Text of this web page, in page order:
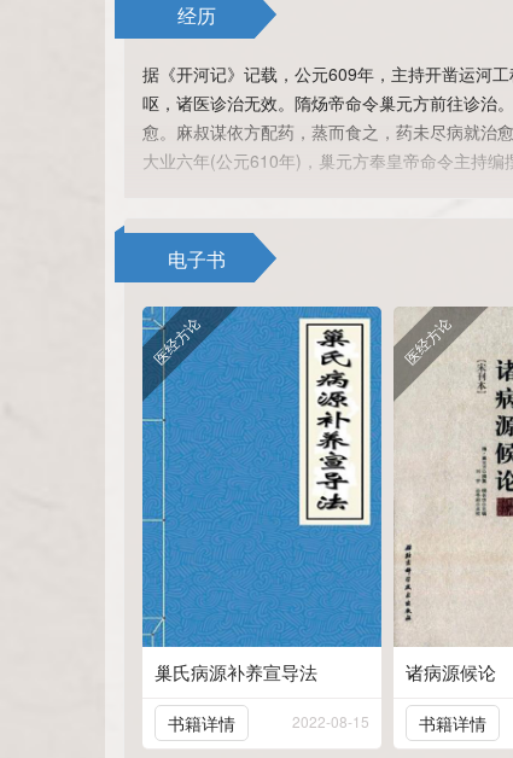
经历
据《开河记》记载，公元609年，主持开凿运河
呕，诸医诊治无效。隋炀帝命令巢元方前往诊治
愈。麻叔谋依方配药，蒸而食之，药未尽病就治
大业六年(公元610年)，巢元方奉皇帝命令主持编
儿、五官等各科疾病的病因病理和证候。对疾病
电子书
医经方论
巢氏病源补养宣导法
书籍详情 2022-08-15
医经方论
诸病源候论
书籍详情